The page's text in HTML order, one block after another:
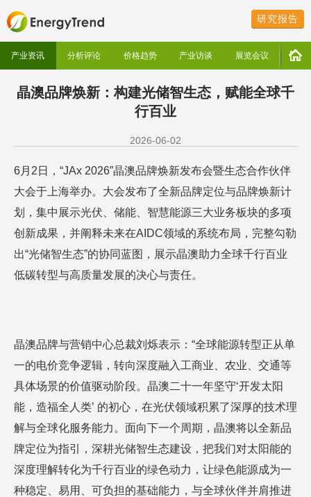
研究报告
产业资讯 分析评论 价格趋势 产业访谈 展览会议
晶澳品牌焕新：构建光储智生态，赋能全球千
行百业
2026-06-02
6月2日，“JAx 2026”晶澳品牌焕新发布会暨生态合作伙伴
大会于上海举办。大会发布了全新品牌定位与品牌焕新计
划，集中展示光伏、储能、智慧能源三大业务板块的多项
创新成果，并阐释未来在AIDC领域的系统布局，完整勾勒
出“光储智生态”的协同蓝图，展示晶澳助力全球千行百业
低碳转型与高质量发展的决心与责任。
晶澳品牌与营销中心总裁刘烁表示：“全球能源转型正从单
一的电价竞争逻辑，转向深度融入工商业、农业、交通等
具体场景的价值驱动阶段。晶澳二十一年坚守‘开发太阳
能，造福全人类’ 的初心，在光伏领域积累了深厚的技术理
解与全球化服务能力。面向下一个周期，晶澳将以全新品
牌定位为指引，深耕光储智生态建设，把我们对太阳能的
深度理解转化为千行百业的绿色动力，让绿色能源成为一
种稳定、易用、可负担的基础能力，与全球伙伴并肩推进